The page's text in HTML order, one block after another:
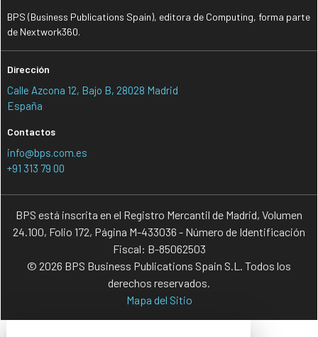
BPS (Business Publications Spain), editora de Computing, forma parte
de Nextwork360.
Dirección
Calle Azcona 12, Bajo B, 28028 Madrid
España
Contactos
info@bps.com.es
+91 313 79 00
BPS está inscrita en el Registro Mercantil de Madrid, Volumen
24.100, Folio 172, Página M-433036 - Número de Identificación
Fiscal: B-85062503
© 2026 BPS Business Publications Spain S.L. Todos los
derechos reservados.
Mapa del Sitio